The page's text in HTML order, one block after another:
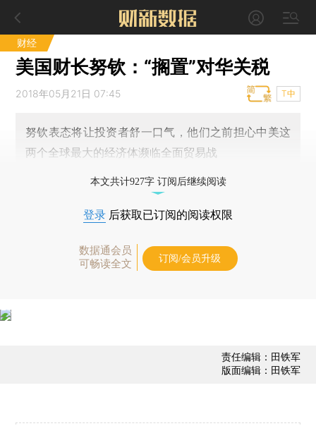
财经
美国财长努钦：“搁置”对华关税
2018年05月21日 07:45 T中
努钦表态将让投资者舒一口气，他们之前担心中美这
两个全球最大的经济体濒临全面贸易战
本文共计927字 订阅后继续阅读
登录 后获取已订阅的阅读权限
数据通会员
可畅读全文
订阅/会员升级
责任编辑：田铁军
版面编辑：田铁军